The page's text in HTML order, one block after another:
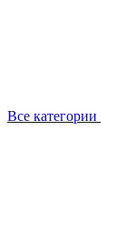
Все категории